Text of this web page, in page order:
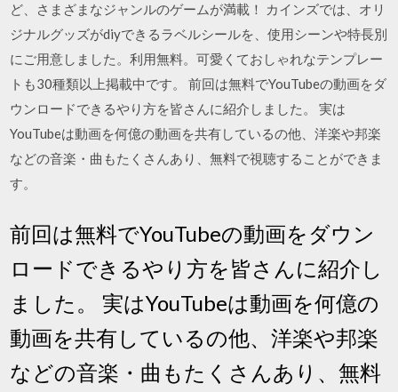
ど、さまざまなジャンルのゲームが満載！ カインズでは、オリ
ジナルグッズがdiyできるラベルシールを、使用シーンや特長別
にご用意しました。利用無料。可愛くておしゃれなテンプレー
トも30種類以上掲載中です。 前回は無料でYouTubeの動画をダ
ウンロードできるやり方を皆さんに紹介しました。 実は
YouTubeは動画を何億の動画を共有しているの他、洋楽や邦楽
などの音楽・曲もたくさんあり、無料で視聴することができま
す。
前回は無料でYouTubeの動画をダウン
ロードできるやり方を皆さんに紹介し
ました。 実はYouTubeは動画を何億の
動画を共有しているの他、洋楽や邦楽
などの音楽・曲もたくさんあり、無料